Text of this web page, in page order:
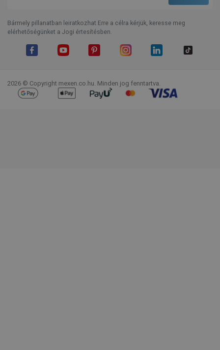
Bármely pillanatban leiratkozhat.Erre a célra kérjük, keresse meg
elérhetőségünket a Jogi értesítésben.
2026 © Copyright mexen.co.hu. Minden jog fenntartva.